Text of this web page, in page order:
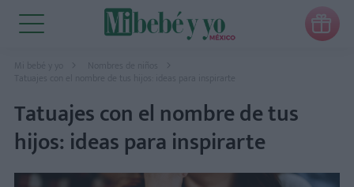

Mi bebé y yo
Tatuajes con el nombre de tus hijos: ideas para inspirarte
Tatuajes con el nombre de tus
hijos: ideas para inspirarte